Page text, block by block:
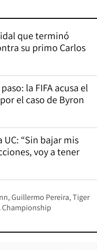
que terminó
su primo Carlos
la FIFA acusa el
el caso de Byron
“Sin bajar mis
voy a tener
Guillermo Pereira Tiger
Championship